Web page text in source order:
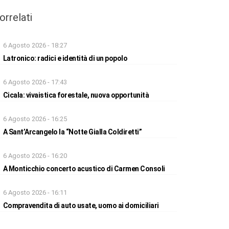
6 Agosto 2026 - 18:27
Latronico: radici e identità di un popolo
6 Agosto 2026 - 17:43
Cicala: vivaistica forestale, nuova opportunità
6 Agosto 2026 - 16:25
A Sant’Arcangelo la “Notte Gialla Coldiretti”
6 Agosto 2026 - 16:20
A Monticchio concerto acustico di Carmen Consoli
6 Agosto 2026 - 16:11
Compravendita di auto usate, uomo ai domiciliari